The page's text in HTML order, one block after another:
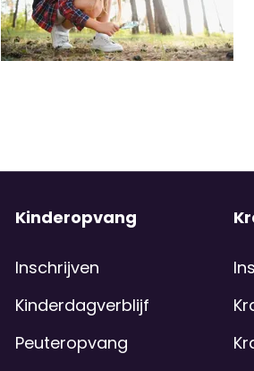
Kinderopvang
Inschrijven
Kinderdagverblijf
Peuteropvang